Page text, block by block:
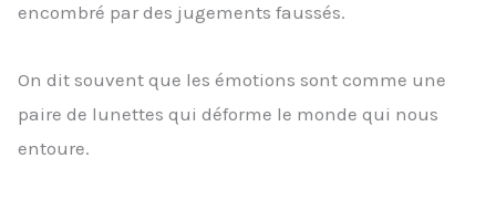
encombré par des jugements faussés.
On dit souvent que les émotions sont comme une
paire de lunettes qui déforme le monde qui nous
entoure.